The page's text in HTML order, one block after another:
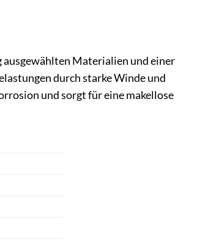
ausgewählten Materialien und einer
durch starke Winde und
und sorgt für eine makellose